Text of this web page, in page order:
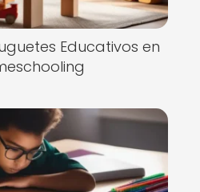
Educativos en